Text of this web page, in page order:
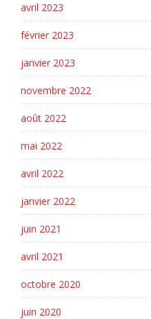
avril 2023
février 2023
janvier 2023
novembre 2022
août 2022
mai 2022
avril 2022
janvier 2022
juin 2021
avril 2021
octobre 2020
juin 2020